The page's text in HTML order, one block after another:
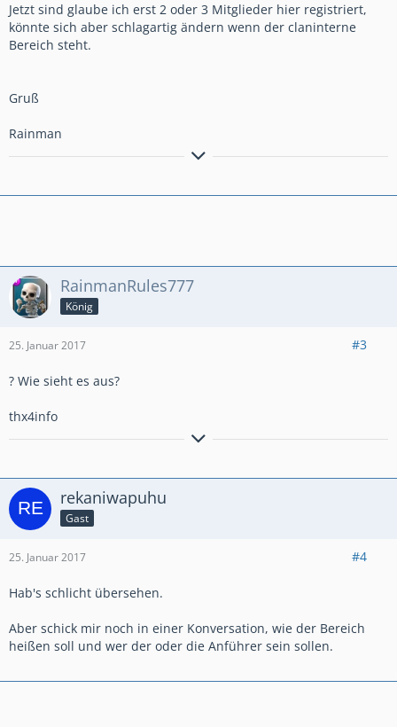
Jetzt sind glaube ich erst 2 oder 3 Mitglieder hier registriert,
könnte sich aber schlagartig ändern wenn der claninterne
Bereich steht.
Gruß
Rainman
RainmanRules777
König
25. Januar 2017 #3
? Wie sieht es aus?
thx4info
rekaniwapuhu
Gast
25. Januar 2017 #4
Hab's schlicht übersehen.
Aber schick mir noch in einer Konversation, wie der Bereich
heißen soll und wer der oder die Anführer sein sollen.